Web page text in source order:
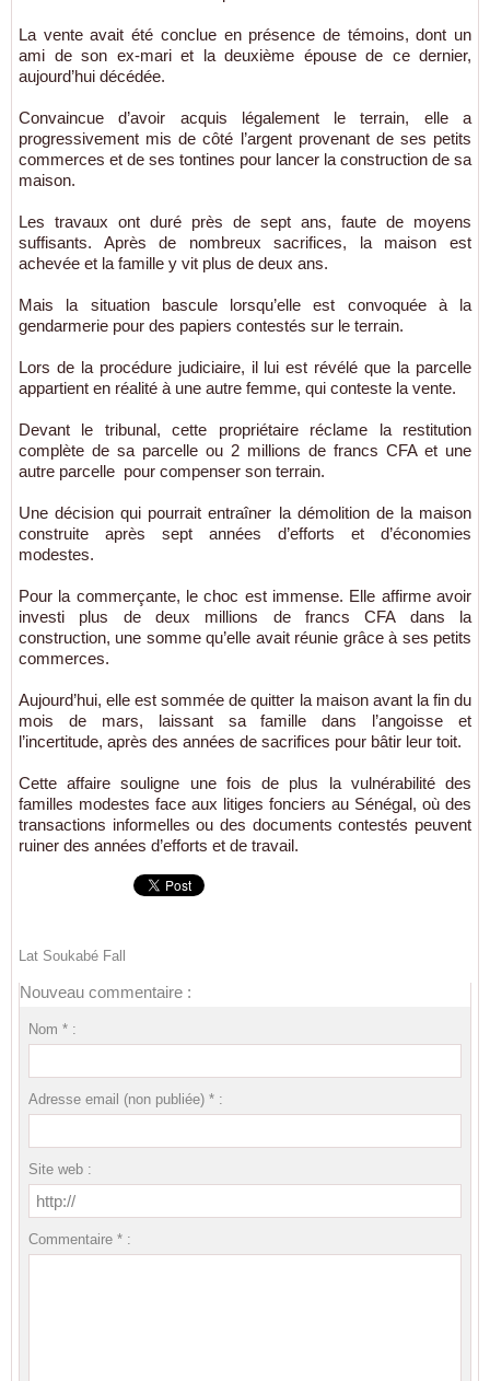
La vente avait été conclue en présence de témoins, dont un
ami de son ex-mari et la deuxième épouse de ce dernier,
aujourd’hui décédée.
Convaincue d’avoir acquis légalement le terrain, elle a
progressivement mis de côté l’argent provenant de ses petits
commerces et de ses tontines pour lancer la construction de sa
maison.
Les travaux ont duré près de sept ans, faute de moyens
suffisants. Après de nombreux sacrifices, la maison est
achevée et la famille y vit plus de deux ans.
Mais la situation bascule lorsqu’elle est convoquée à la
gendarmerie pour des papiers contestés sur le terrain.
Lors de la procédure judiciaire, il lui est révélé que la parcelle
appartient en réalité à une autre femme, qui conteste la vente.
Devant le tribunal, cette propriétaire réclame la restitution
complète de sa parcelle ou 2 millions de francs CFA et une
autre parcelle pour compenser son terrain.
Une décision qui pourrait entraîner la démolition de la maison
construite après sept années d’efforts et d’économies
modestes.
Pour la commerçante, le choc est immense. Elle affirme avoir
investi plus de deux millions de francs CFA dans la
construction, une somme qu’elle avait réunie grâce à ses petits
commerces.
Aujourd’hui, elle est sommée de quitter la maison avant la fin du
mois de mars, laissant sa famille dans l’angoisse et
l’incertitude, après des années de sacrifices pour bâtir leur toit.
Cette affaire souligne une fois de plus la vulnérabilité des
familles modestes face aux litiges fonciers au Sénégal, où des
transactions informelles ou des documents contestés peuvent
ruiner des années d’efforts et de travail.
Lat Soukabé Fall
Nouveau commentaire :
Nom * :
Adresse email (non publiée) * :
Site web :
Commentaire * :